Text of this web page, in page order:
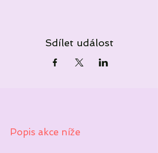
Sdílet událost
Popis akce níže